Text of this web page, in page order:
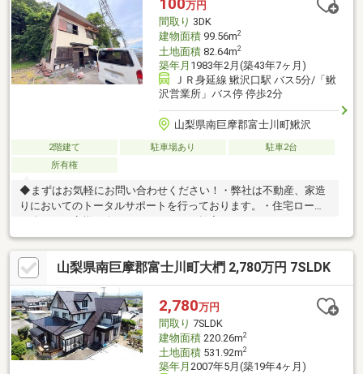
100万円
間取り 3DK
建物面積99.56m2
土地面積82.64m2
築年月 1983年2月(築43年7ヶ月)
ＪＲ身延線 鰍沢口駅 バス5分/「鰍
沢営業所」バス停 停歩2分
山梨県南巨摩郡富士川町鰍沢
2階建て 駐車場あり
駐車2台
所有権
◆まずはお気軽にお問い合わせください！・弊社は不動産、家造
りにおいてのトータルサポートを行っております。・住宅ローン
す。・スタッフ一同、誠心誠意ご対応させていただきます！◆経
験知識が豊富なスタッフが在籍！迅速な対応を心掛けておりま
す。・お問合せを受けてから即日ご対応をさせていただきま
す。・その他物件情報も多数ございます！お気軽にお問い合わせ
ください。
山梨県南巨摩郡富士川町大椚 2,780万円 7SLDK
2,780万円
間取り 7SLDK
建物面積220.26m2
土地面積531.92m2
築年月 2007年5月(築19年4ヶ月)